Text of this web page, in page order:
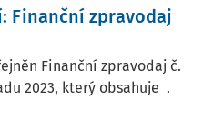
Finanční zpravodaj
Finanční zpravodaj č.
2023, který obsahuje .